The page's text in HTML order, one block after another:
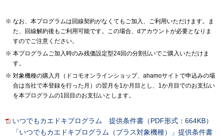
なお、本プログラムは回線契約がなくてもご加入、ご利用いただけます。ま
た、回線解約後もご利用可能です。この場合、dアカウントが必要となりま
すのでご注意ください。
本プログラムご加入時のみ残価設定型24回の分割払いでご購入いただけま
す。
対象機種の購入月（ドコモオンラインショップ、ahamoサイトで申込みの場
合は当社で本登録を行った月）の翌月を1か月目とし、1か月目でのお支払い
を本プログラムの1回目のお支払いとします。
いつでもカエドキプログラム 提供条件書（PDF形式：664KB）
「いつでもカエドキプログラム（プラス対象機種）」提供条件書